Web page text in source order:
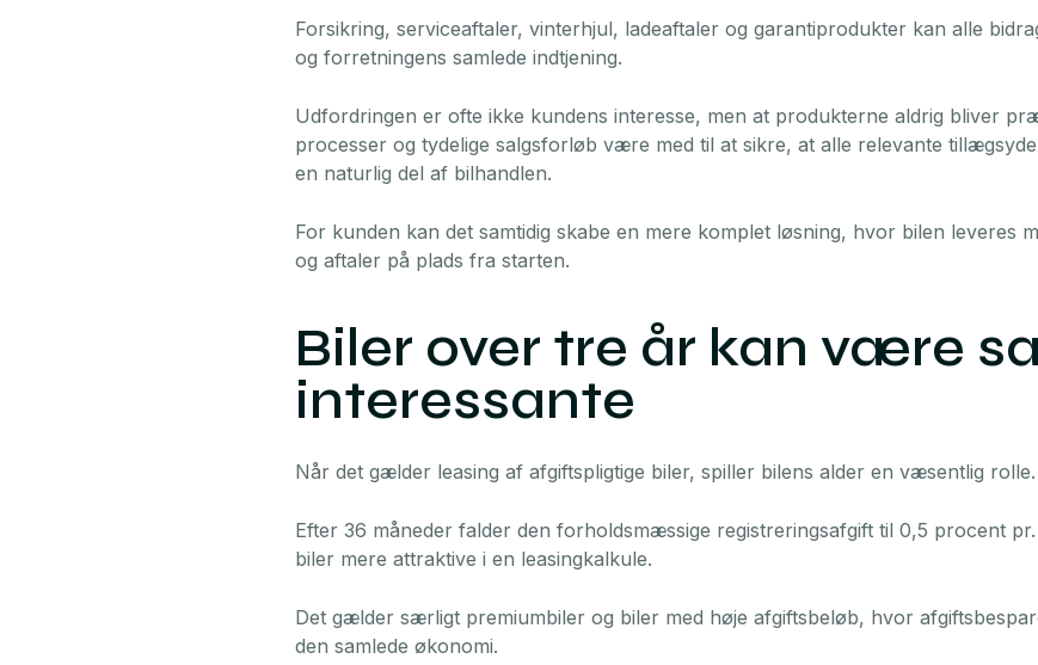
Forsikring, serviceaftaler, vinterhjul, ladeaftaler og garantiprodukter kan alle
og forretningens samlede indtjening.
Udfordringen er ofte ikke kundens interesse, men at produkterne aldrig bliver
processer og tydelige salgsforløb være med til at sikre, at alle relevante
en naturlig del af bilhandlen.
For kunden kan det samtidig skabe en mere komplet løsning, hvor bilen leveres
og aftaler på plads fra starten.
Biler over tre år kan være
interessante
Når det gælder leasing af afgiftspligtige biler, spiller bilens alder en væsentlig rolle.
Efter 36 måneder falder den forholdsmæssige registreringsafgift til 0,5 procent
biler mere attraktive i en leasingkalkule.
Det gælder særligt premiumbiler og biler med høje afgiftsbeløb, hvor
den samlede økonomi.